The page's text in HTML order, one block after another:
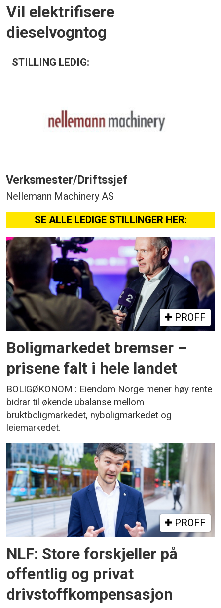
Vil elektrifisere
dieselvogntog
STILLING LEDIG:
Verksmester/Driftssjef
Nellemann Machinery AS
SE ALLE LEDIGE STILLINGER HER:
PROFF
Boligmarkedet bremser –
prisene falt i hele landet
BOLIGØKONOMI: Eiendom Norge mener høy rente
bidrar til økende ubalanse mellom
bruktboligmarkedet, nyboligmarkedet og
leiemarkedet.
PROFF
NLF: Store forskjeller på
offentlig og privat
drivstoffkompensasjon